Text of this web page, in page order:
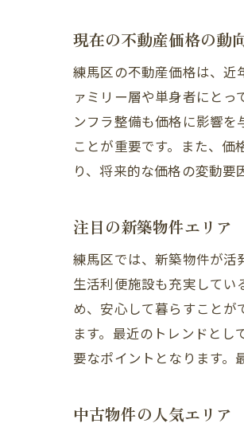
現在の不動産価格の動
練馬区の不動産価格は、近
ァミリー層や単身者にと
ンフラ整備も価格に影響
ことが重要です。また、
り、将来的な価格の変動要
注目の新築物件エリア
練馬区では、新築物件が活
生活利便施設も充実して
め、安心して暮らすこと
ます。最近のトレンドと
要なポイントとなります。
中古物件の人気エリア